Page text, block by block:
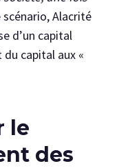
scénario, Alacrité
d’un capital
capital aux «
le
des